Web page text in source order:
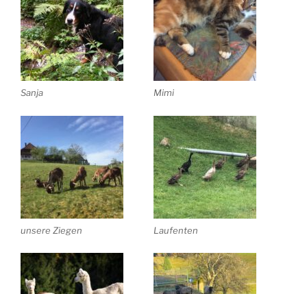
Sanja Mimi
unsere Ziegen Laufenten